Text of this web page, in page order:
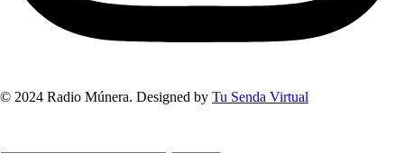
© 2024 Radio Múnera. Designed by Tu Senda Virtual